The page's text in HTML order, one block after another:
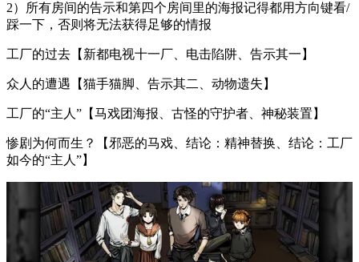
2）所有房间的告示和第四个房间里的海报记得都用方向键看/
踩一下，否则将无法获得足够的情报
工厂的过去【新都电视十一厂、电击陷阱、告示其一】
众人的遭遇【猫手猫脚、告示其二、动物遗失】
工厂的“主人”【马戏团海报、古怪的守护者、神秘装置】
惨剧为何而生？【邪恶的马戏、结论：精神替换、结论：工厂
如今的“主人”】